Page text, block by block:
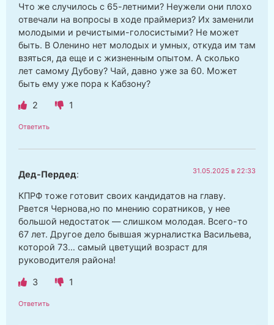
Что же случилось с 65-летними? Неужели они плохо
отвечали на вопросы в ходе праймериз? Их заменили
молодыми и речистыми-голосистыми? Не может
быть. В Оленино нет молодых и умных, откуда им там
взяться, да еще и с жизненным опытом. А сколько
лет самому Дубову? Чай, давно уже за 60. Может
быть ему уже пора к Кабзону?
2 1
Ответить
Дед-Пердед: 31.05.2025 в 22:33
КПРФ тоже готовит своих кандидатов на главу.
Рвется Чернова,но по мнению соратников, у нее
большой недостаток — слишком молодая. Всего-то
67 лет. Другое дело бывшая журналистка Васильева,
которой 73… самый цветущий возраст для
руководителя района!
3 1
Ответить